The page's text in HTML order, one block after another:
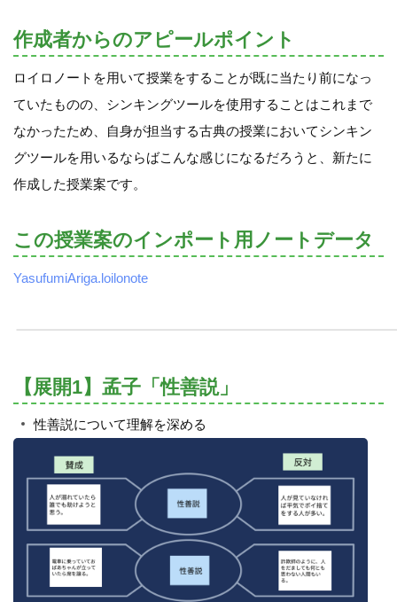
作成者からのアピールポイント
ロイロノートを用いて授業をすることが既に当たり前になっ
ていたものの、シンキングツールを使用することはこれまで
なかったため、自身が担当する古典の授業においてシンキン
グツールを用いるならばこんな感じになるだろうと、新たに
作成した授業案です。
この授業案のインポート用ノートデータ
YasufumiAriga.loilonote
【展開1】孟子「性善説」
性善説について理解を深める